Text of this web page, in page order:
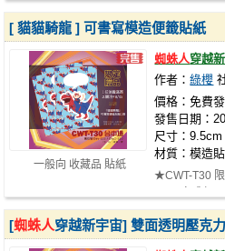
一般向 收藏品 貼紙
[ 貓貓騎龍 ] 可書寫模造便籤貼紙
蜘蛛人穿越
作者：綠櫻
價格：免費
發售日期：
尺寸：
材質：模造
★CWT-T30
[蜘蛛人穿越新宇宙] 雙面透明壓克